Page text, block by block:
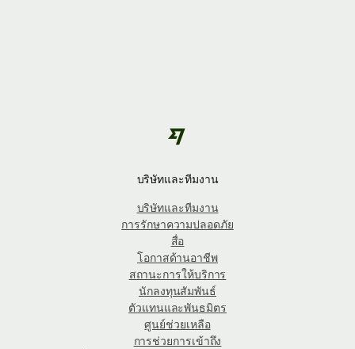
บริษัทและทีมงาน
บริษัทและทีมงาน
การรักษาความปลอดภัย
สื่อ
โอกาสด้านอาชีพ
สถานะการให้บริการ
นักลงทุนสัมพันธ์
ตัวแทนและพันธมิตร
ศูนย์ช่วยเหลือ
การช่วยการเข้าถึง